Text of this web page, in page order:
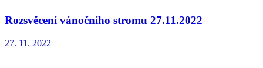
Rozsvěcení vánočního stromu 27.11.2022
27. 11. 2022